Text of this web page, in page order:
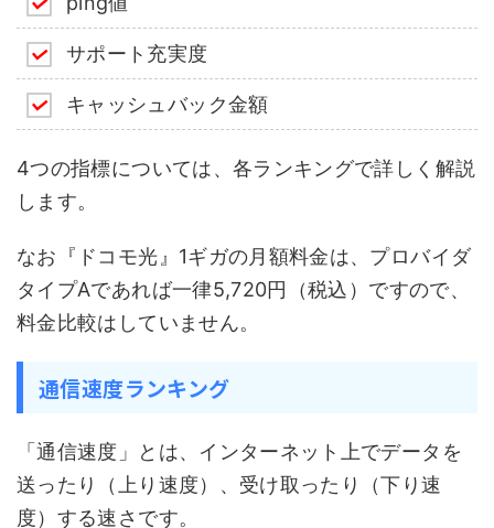
サポート充実度
キャッシュバック金額
4つの指標については、各ランキングで詳しく解説
します。
なお『ドコモ光』1ギガの月額料金は、プロバイダ
タイプAであれば一律5,720円（税込）ですので、
料金比較はしていません。
通信速度ランキング
「通信速度」とは、インターネット上でデータを
送ったり（上り速度）、受け取ったり（下り速
度）する速さです。